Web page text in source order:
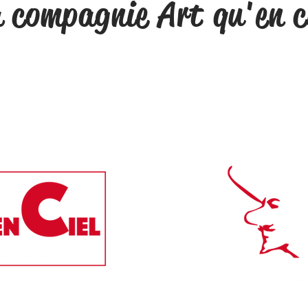
compagnie Art qu'en